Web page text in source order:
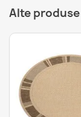
Covor PATIO
178,90 lej
Alte